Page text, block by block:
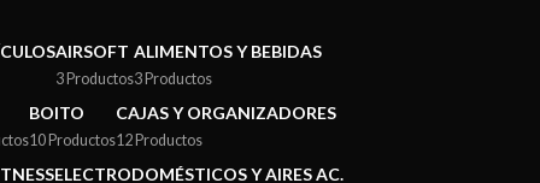
AIRSOFT
3 Productos
ALIMENTOS Y BEBIDAS
3 Productos
BOITO
10 Productos
CAJAS Y ORGANIZADORES
12 Productos
ELECTRODOMÉSTICOS Y AIRES AC.